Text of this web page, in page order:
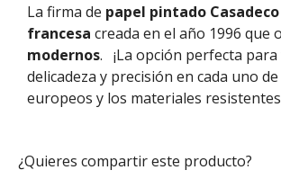
La firma de papel pintado Casadeco
francesa creada en el año 1996 que
modernos. ¡La opción perfecta
delicadeza y precisión en cada uno
europeos y los materiales
¿Quieres compartir este producto?